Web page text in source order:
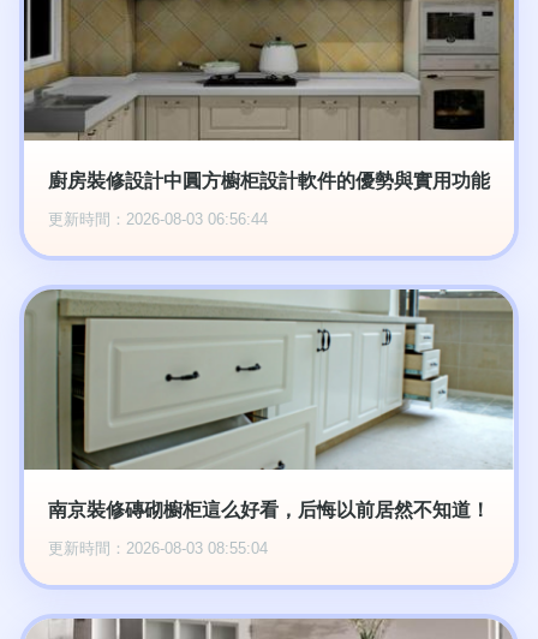
廚房裝修設計中圓方櫥柜設計軟件的優勢與實用功能
更新時間：2026-08-03 06:56:44
南京裝修磚砌櫥柜這么好看，后悔以前居然不知道！
更新時間：2026-08-03 08:55:04